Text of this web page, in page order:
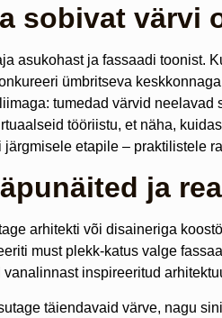
sobivat värvi
asukohast ja fassaadi toonist.
ümbritseva
tumedad värvid
tööriistu, et näha,
etapile – praktilistele
ja
arhitekti või disaineriga
must plekk-katus valge
inspireeritud
täiendavaid värve, nagu